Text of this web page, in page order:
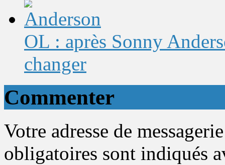
OL : après Sonny
changer
Commenter
Votre adresse de
obligatoires sont indiqués